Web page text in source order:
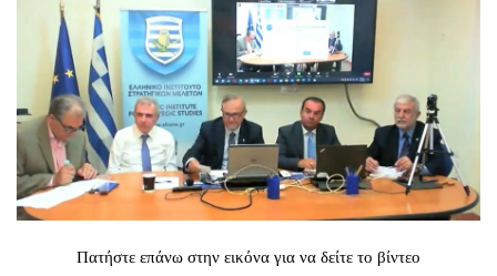
Πατήστε επάνω στην εικόνα για να δείτε το βίντεο